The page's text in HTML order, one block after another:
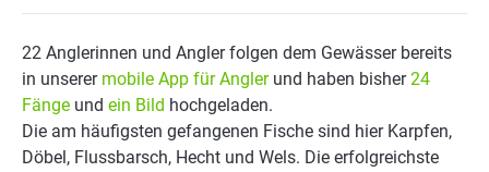
22 Anglerinnen und Angler folgen dem Gewässer bereits
in unserer mobile App für Anglerund haben bisher24
Fänge und ein Bild hochgeladen.
Die am häufigsten gefangenen Fische sind hier Karpfen,
Döbel, Flussbarsch, Hecht und Wels. Die erfolgreichste